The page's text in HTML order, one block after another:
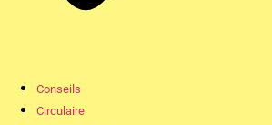
Conseils
Circulaire